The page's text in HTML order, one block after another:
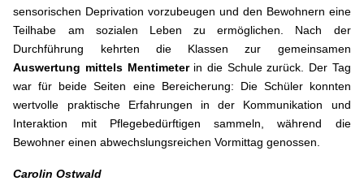
sensorischen Deprivation vorzubeugen und den Bewohnern eine
Teilhabe am sozialen Leben zu ermöglichen. Nach der
Durchführung kehrten die Klassen zur gemeinsamen
Auswertung mittels Mentimeterin die Schule zurück. Der Tag
war für beide Seiten eine Bereicherung: Die Schüler konnten
wertvolle praktische Erfahrungen in der Kommunikation und
Interaktion mit Pflegebedürftigen sammeln, während die
Bewohner einen abwechslungsreichen Vormittag genossen.
Carolin Ostwald